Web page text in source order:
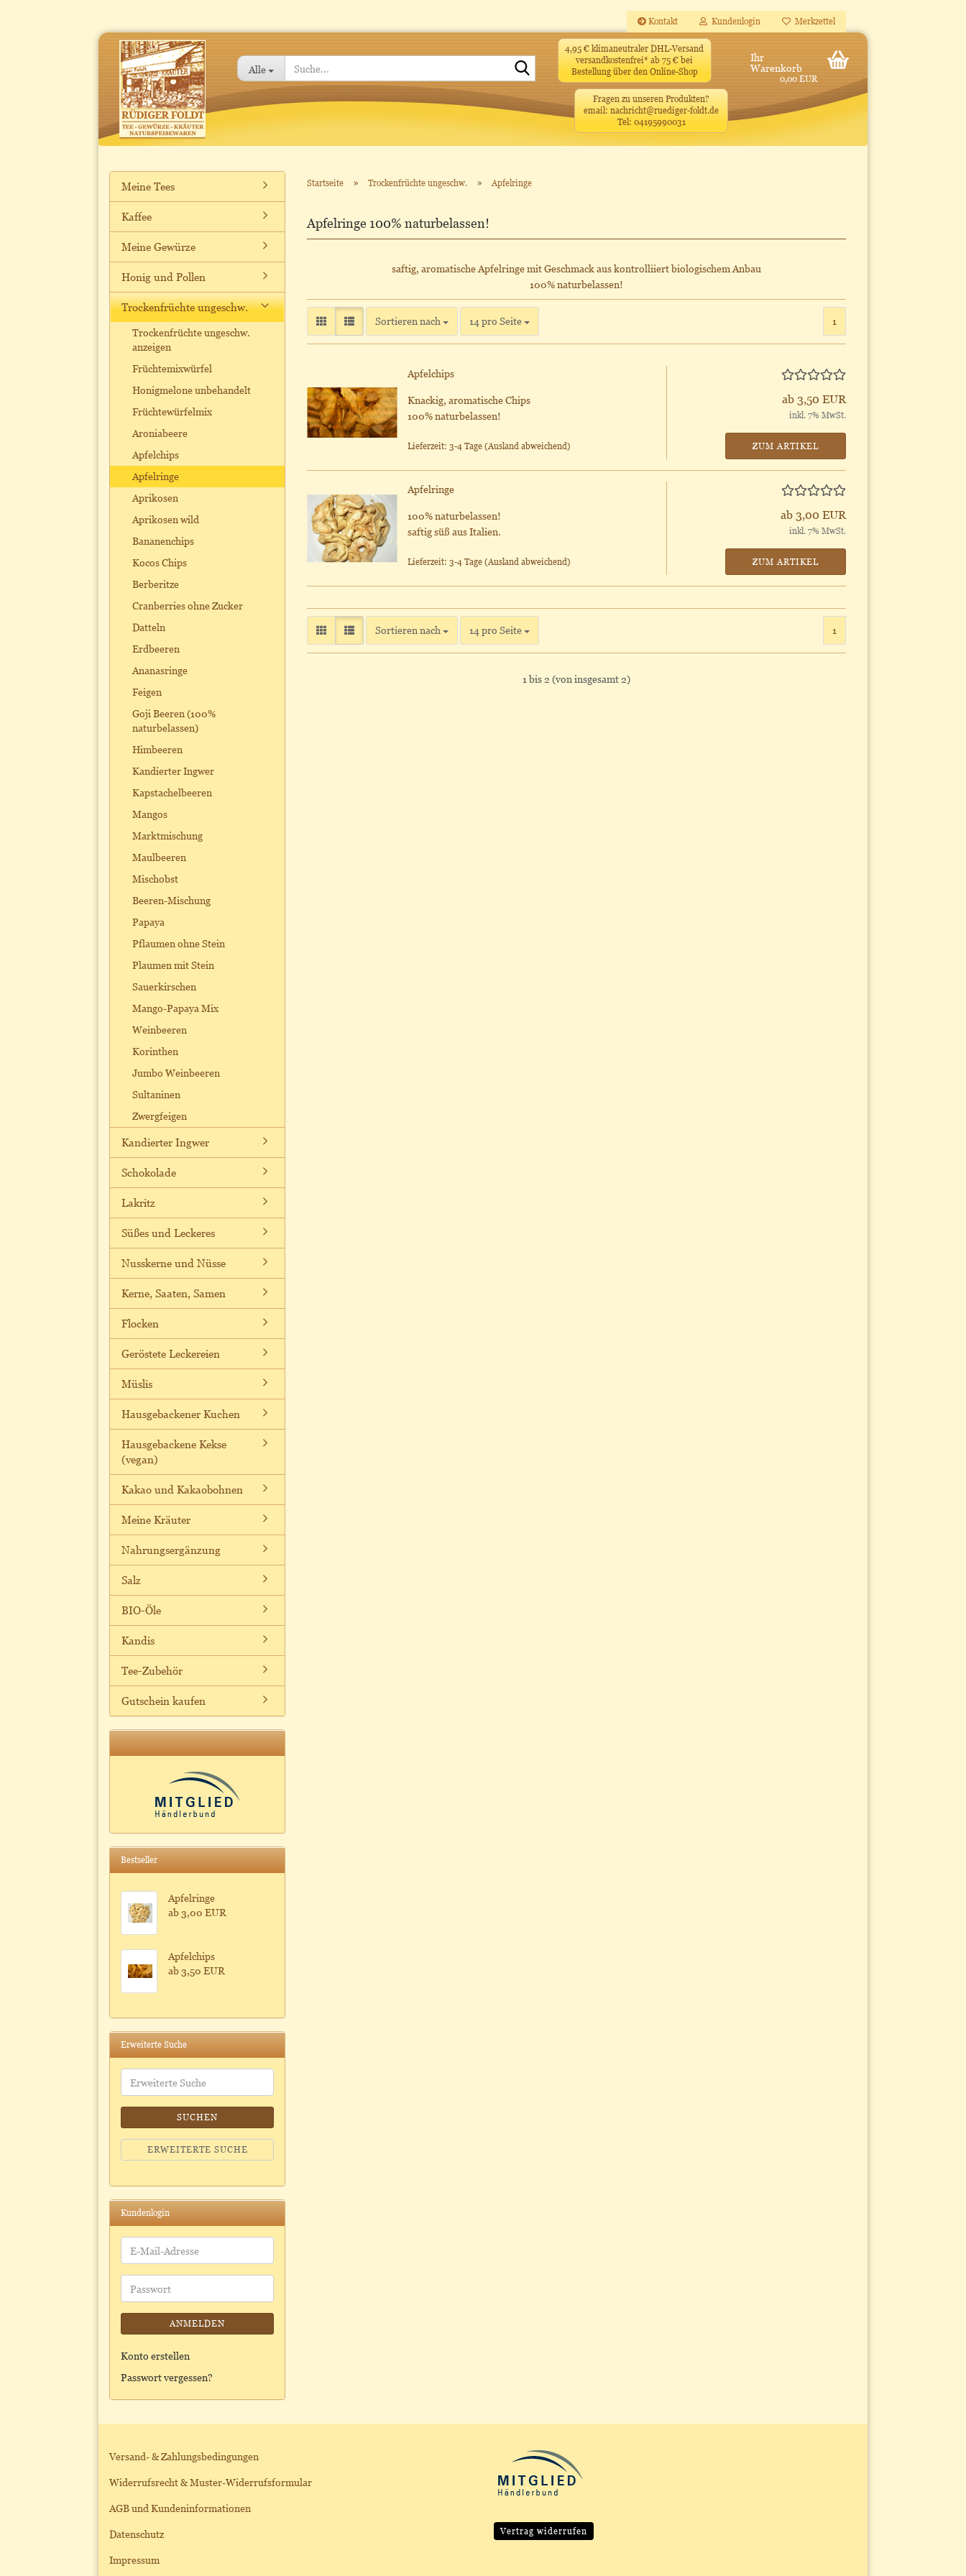
Kontakt Kundenlogin Merkzettel
Alle
Suche...
4,95 € klimaneutraler DHL-Versand
versandkostenfrei* ab 75 € bei
Bestellung über den Online-Shop
Fragen zu unseren Produkten?
email: nachricht@ruediger-foldt.de
Tel: 04195990031
Ihr
Warenkorb
0,00 EUR
Startseite » Trockenfrüchte ungeschw. » Apfelringe
Apfelringe 100% naturbelassen!
saftig, aromatische Apfelringe mit Geschmack aus kontrolliiert biologischem Anbau
100% naturbelassen!
Sortieren nach
Sortieren nach 14 pro Seite
pro Seite 1
Apfelchips
Knackig, aromatische Chips
100% naturbelassen!
Lieferzeit: 3-4 Tage (Ausland abweichend)
ab 3,50 EUR
inkl. 7% MwSt.
ZUM ARTIKEL
Apfelringe
100% naturbelassen!
saftig süß aus Italien.
Lieferzeit: 3-4 Tage (Ausland abweichend)
ab 3,00 EUR
inkl. 7% MwSt.
ZUM ARTIKEL
Sortieren nach
Sortieren nach 14 pro Seite
pro Seite 1
1 bis 2 (von insgesamt 2)
Meine Tees
Kaffee
Meine Gewürze
Honig und Pollen
Trockenfrüchte ungeschw.
Trockenfrüchte ungeschw.
anzeigen
Früchtemixwürfel
Honigmelone unbehandelt
Früchtewürfelmix
Aroniabeere
Apfelchips
Apfelringe
Aprikosen
Aprikosen wild
Bananenchips
Kocos Chips
Berberitze
Cranberries ohne Zucker
Datteln
Erdbeeren
Ananasringe
Feigen
Goji Beeren (100%
naturbelassen)
Himbeeren
Kandierter Ingwer
Kapstachelbeeren
Mangos
Marktmischung
Maulbeeren
Mischobst
Beeren-Mischung
Papaya
Pflaumen ohne Stein
Plaumen mit Stein
Sauerkirschen
Mango-Papaya Mix
Weinbeeren
Korinthen
Jumbo Weinbeeren
Sultaninen
Zwergfeigen
Kandierter Ingwer
Schokolade
Lakritz
Süßes und Leckeres
Nusskerne und Nüsse
Kerne, Saaten, Samen
Flocken
Geröstete Leckereien
Müslis
Hausgebackener Kuchen
Hausgebackene Kekse
(vegan)
Kakao und Kakaobohnen
Meine Kräuter
Nahrungsergänzung
Salz
BIO-Öle
Kandis
Tee-Zubehör
Gutschein kaufen
Bestseller
Apfelringe
ab 3,00 EUR
Apfelchips
ab 3,50 EUR
Erweiterte Suche
Erweiterte
Suche
SUCHEN
ERWEITERTE SUCHE
Kundenlogin
E-
Mail-
Adresse
Passwort
ANMELDEN
Konto erstellen
Passwort vergessen?
Versand- & Zahlungsbedingungen
Widerrufsrecht & Muster-Widerrufsformular
AGB und Kundeninformationen
Datenschutz
Impressum
Vertrag widerrufen